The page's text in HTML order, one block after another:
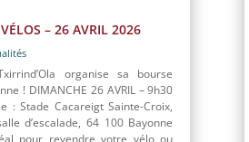
– 26 AVRIL 2026
organise sa bourse
! DIMANCHE 26 AVRIL – 9h30
: Stade Cacareigt Sainte-Croix,
d’escalade, 64 100 Bayonne
pour revendre votre vélo ou